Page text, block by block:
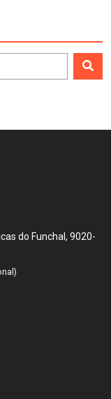
do Funchal, 9020-